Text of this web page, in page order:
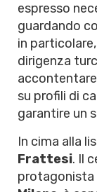
espresso
guardando
in
dirigenza
su profili di
garantire un
In cima alla
Frattesi. Il
protagonista